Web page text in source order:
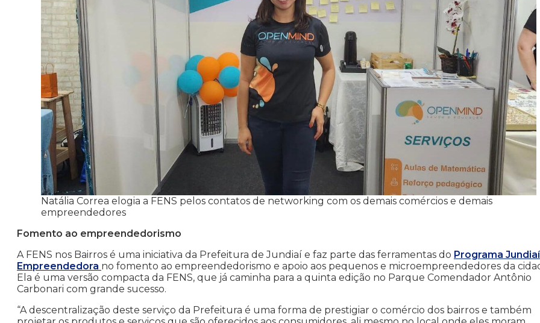
Natália Correa elogia a FENS pelos contatos de networking com os demais comércios e demais
empreendedores
Fomento ao empreendedorismo
A FENS nos Bairros é uma iniciativa da Prefeitura de Jundiaí e faz parte das ferramentas do Programa Jundiaí
Empreendedora no fomento ao empreendedorismo e apoio aos pequenos e microempreendedores da
Ela é uma versão compacta da FENS, que já caminha para a quinta edição no Parque Comendador Antônio
Carbonari com grande sucesso.
“A descentralização deste serviço da Prefeitura é uma forma de prestigiar o comércio dos bairros e também